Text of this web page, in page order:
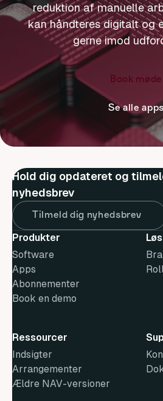
reduktion af manuelle
kan håndteres digitalt og
gerne imod
Book møde
Se alle apps
Hold dig opdateret og
nyhedsbrev
Tilmeld dig nyhedsbrev
Produkter
Software
Apps
Abonnementer
Book en demo
Ressourcer
Indsigter
Arrangementer
Ældre NAV-versioner